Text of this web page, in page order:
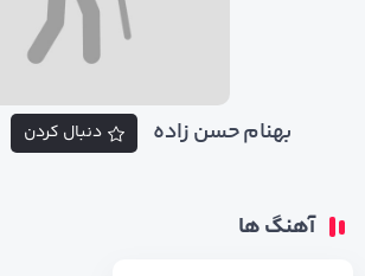
بهنام حسن زاده دنبال کردن
آهنگ ها